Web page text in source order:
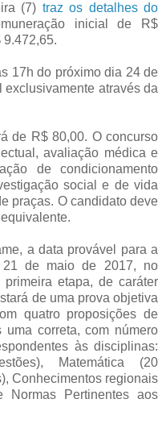
(7) traz os detalhes do
inicial de R$
9.472,65.
17h do próximo dia 24 de
através da
de R$ 80,00. O concurso
avaliação médica e
de condicionamento
social e de vida
praças. O candidato deve
a data provável para a
de maio de 2017, no
etapa, de caráter
de uma prova objetiva
quatro proposições de
correta, com número
às disciplinas:
Matemática (20
Conhecimentos regionais
Pertinentes aos